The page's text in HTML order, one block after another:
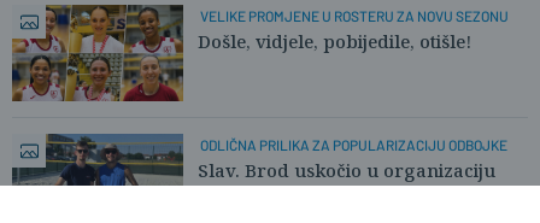
VELIKE PROMJENE U ROSTERU ZA NOVU SEZONU
Došle, vidjele, pobijedile, otišle!
ODLIČNA PRILIKA ZA POPULARIZACIJU ODBOJKE
Slav. Brod uskočio u organizaciju
odbojkaškog Mastersa umjesto Krka